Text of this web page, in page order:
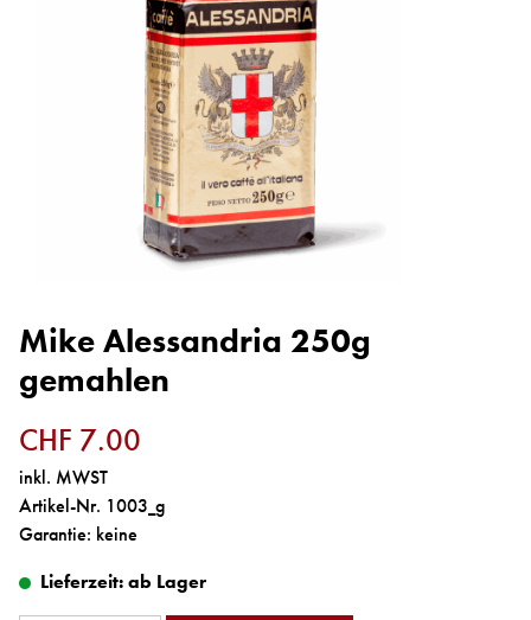
Mike Alessandria 250g
gemahlen
CHF 7.00
inkl. MWST
Artikel-Nr. 1003_g
Garantie: keine
Lieferzeit:ab Lager